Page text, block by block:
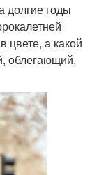
долгие годы
цвете, а какой
облегающий,